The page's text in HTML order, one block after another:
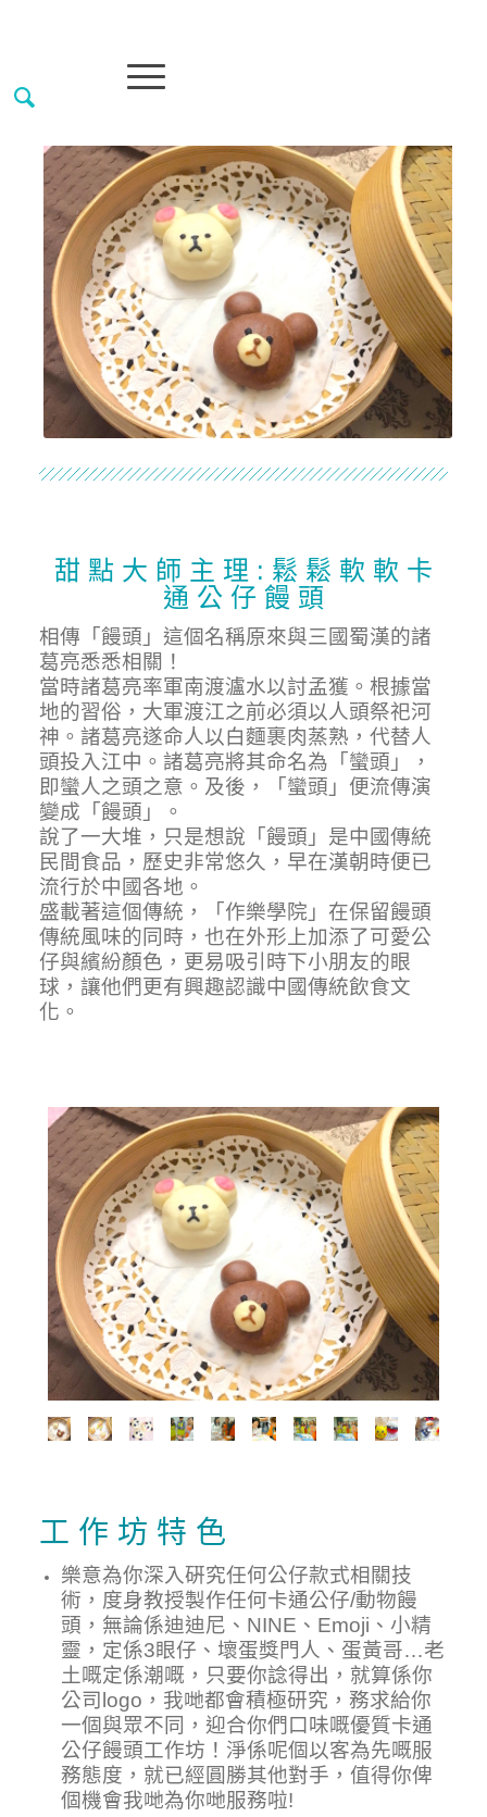
甜 點 大 師 主 理 : 鬆 鬆 軟 軟 卡
通 公 仔 饅 頭
相傳「饅頭」這個名稱原來與三國蜀漢的諸
葛亮悉悉相關！
當時諸葛亮率軍南渡瀘水以討孟獲。根據當
地的習俗，大軍渡江之前必須以人頭祭祀河
神。諸葛亮遂命人以白麵裹肉蒸熟，代替人
頭投入江中。諸葛亮將其命名為「蠻頭」，
即蠻人之頭之意。及後，「蠻頭」便流傳演
變成「饅頭」。
說了一大堆，只是想說「饅頭」是中國傳統
民間食品，歷史非常悠久，早在漢朝時便已
流行於中國各地。
盛載著這個傳統，「作樂學院」在保留饅頭
傳統風味的同時，也在外形上加添了可愛公
仔與繽紛顏色，更易吸引時下小朋友的眼
球，讓他們更有興趣認識中國傳統飲食文
化。
工 作 坊 特 色
樂意為你深入硏究任何公仔款式相關技
術，度身教授製作任何卡通公仔/動物饅
頭，無論係迪迪尼、NINE、Emoji、小精
靈，定係3眼仔、壞蛋獎門人、蛋黃哥…老
土嘅定係潮嘅，只要你諗得出，就算係你
公司logo，我哋都會積極研究，務求給你
一個與眾不同，迎合你們口味嘅優質卡通
公仔饅頭工作坊！淨係呢個以客為先嘅服
務態度，就已經圓勝其他對手，值得你俾
個機會我哋為你哋服務啦!